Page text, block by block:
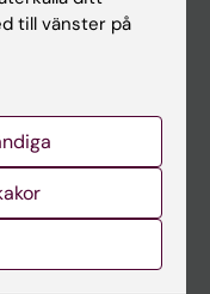
till vänster på